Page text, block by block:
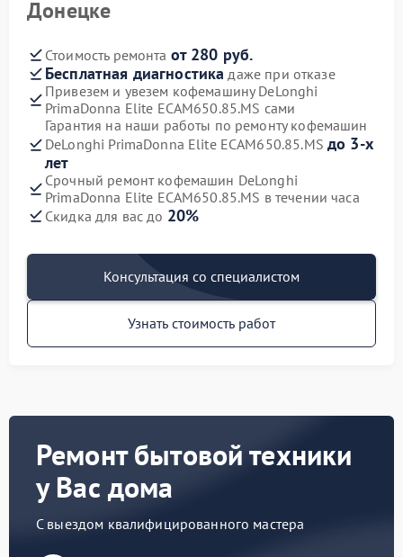
Донецке
Стоимость ремонта от 280 руб.
Бесплатная диагностика даже при отказе
Привезем и увезем кофемашину DeLonghi
PrimaDonna Elite ECAM650.85.MS сами
Гарантия на наши работы по ремонту кофемашин
DeLonghi PrimaDonna Elite ECAM650.85.MS до 3-х
лет
Срочный ремонт кофемашин DeLonghi
PrimaDonna Elite ECAM650.85.MS в течении часа
Скидка для вас до 20%
Консультация со специалистом
Узнать стоимость работ
Ремонт бытовой техники
у Вас дома
С выездом квалифицированного мастера